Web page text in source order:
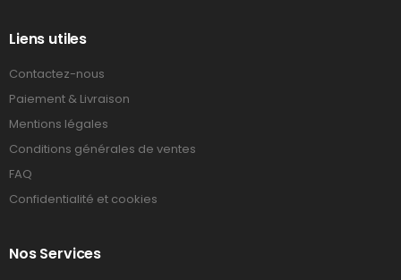
Liens utiles
Contactez-nous
Paiement & Livraison
Mentions légales
Conditions générales de ventes
FAQ
Confidentialité et cookies
Nos Services